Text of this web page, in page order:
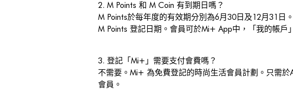
2. M Points 和 M Coin 有到期日嗎？
M Points於每年度的有效期分別為6月30日及12月31日
M Points 登記日期。會員可於Mi+ App中，「我的帳戶
3. 登記「Mi+」需要支付會費嗎？
不需要。Mi+ 為免費登記的時尚生活會員計劃。只需
會員。